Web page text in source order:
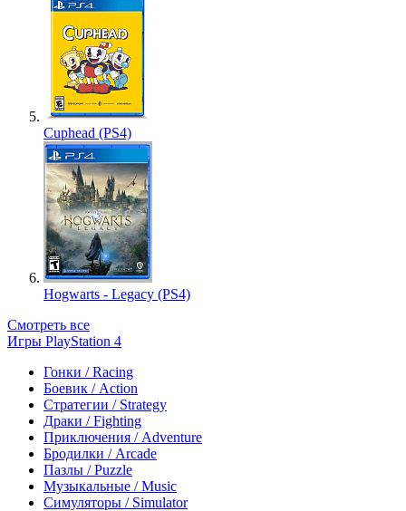
Cuphead (PS4)
Hogwarts - Legacy (PS4)
Смотреть все
Игры PlayStation 4
Гонки / Racing
Боевик / Action
Стратегии / Strategy
Драки / Fighting
Приключения / Adventure
Бродилки / Arcade
Пазлы / Puzzle
Музыкальные / Music
Симуляторы / Simulator